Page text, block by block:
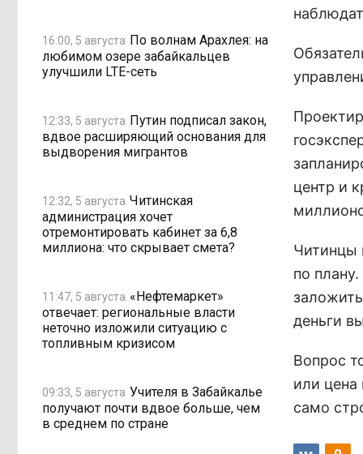
16:00, 5 августа По волнам Арахлея: на
любимом озере забайкальцев
улучшили LTE-сеть
12:33, 5 августа Путин подписал закон,
вдвое расширяющий основания для
выдворения мигрантов
12:32, 5 августа Читинская
администрация хочет
отремонтировать кабинет за 6,8
миллиона: что скрывает смета?
11:47, 5 августа «Нефтемаркет»
отвечает: региональные власти
неточно изложили ситуацию с
топливным кризисом
09:33, 5 августа Учителя в Забайкалье
получают почти вдвое больше, чем
в среднем по стране
центр и
Читинцы
по
деньги
Вопрос
или цена
само